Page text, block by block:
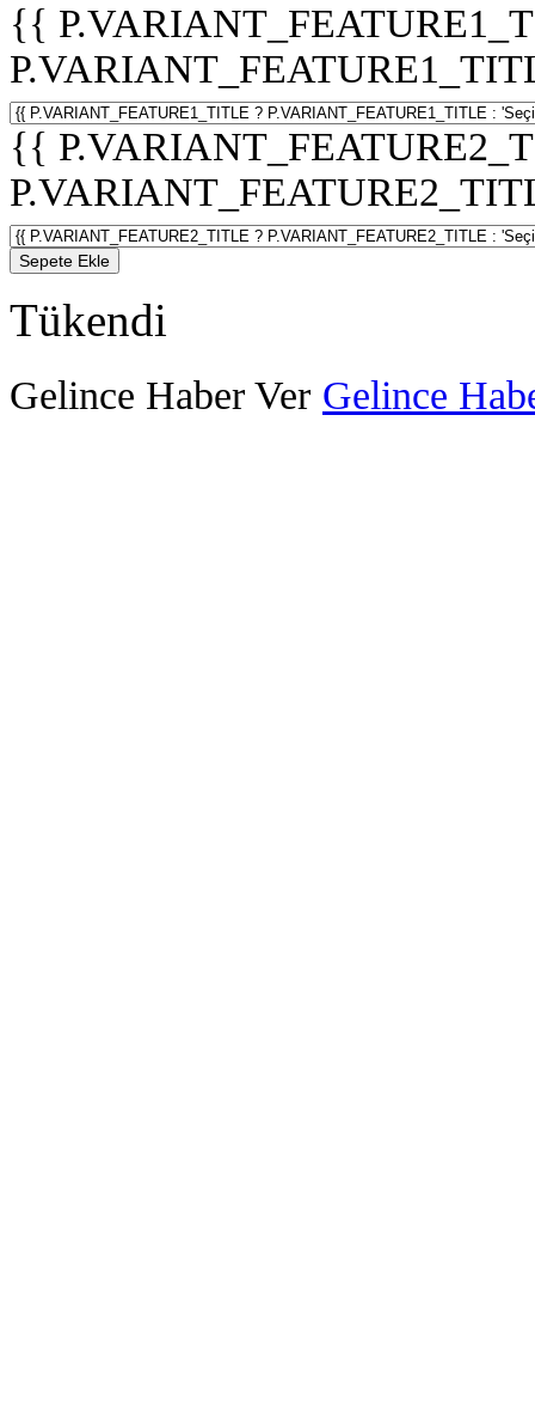
{{
{{
Sepete Ekle
Tükendi
Gelince Haber Ver Gelince